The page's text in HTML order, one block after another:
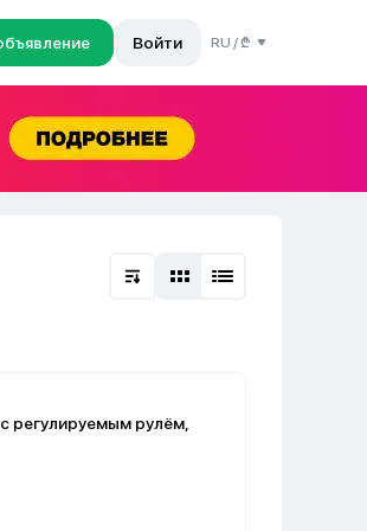
Войти RU /₾
регулируемым рулём,